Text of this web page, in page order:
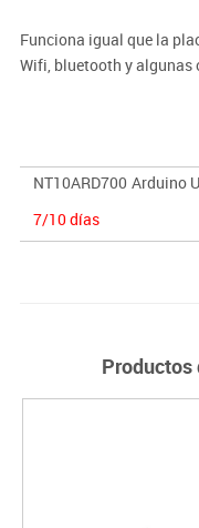
Funciona igual que la
Wifi, bluetooth y algunas
NT10ARD700 Arduino
7/10 días